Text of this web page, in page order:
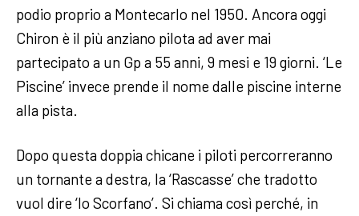
podio proprio a Montecarlo nel 1950. Ancora oggi
Chiron è il più anziano pilota ad aver mai
partecipato a un Gp a 55 anni, 9 mesi e 19 giorni. ‘Le
Piscine’ invece prende il nome dalle piscine interne
alla pista.
Dopo questa doppia chicane i piloti percorreranno
un tornante a destra, la ‘Rascasse’ che tradotto
vuol dire ‘lo Scorfano’. Si chiama così perché, in